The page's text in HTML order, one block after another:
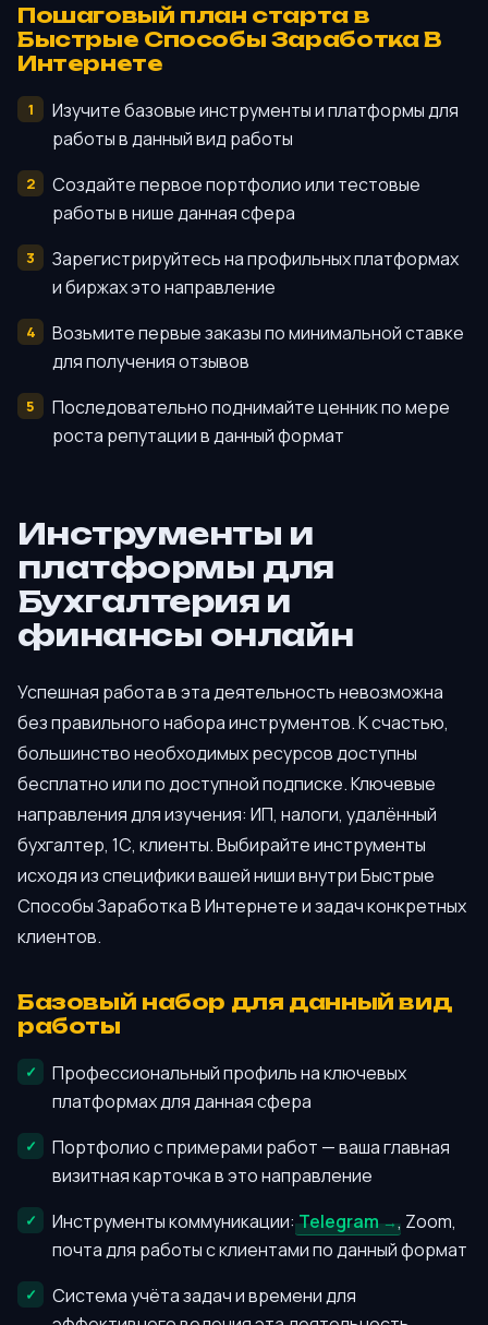
Пошаговый план старта в
Быстрые Способы Заработка В
Интернете
Изучите базовые инструменты и платформы для
работы в данный вид работы
Создайте первое портфолио или тестовые
работы в нише данная сфера
Зарегистрируйтесь на профильных платформах
и биржах это направление
Возьмите первые заказы по минимальной ставке
для получения отзывов
Последовательно поднимайте ценник по мере
роста репутации в данный формат
Инструменты и
платформы для
Бухгалтерия и
финансы онлайн
Успешная работа в эта деятельность невозможна
без правильного набора инструментов. К счастью,
большинство необходимых ресурсов доступны
бесплатно или по доступной подписке. Ключевые
направления для изучения: ИП, налоги, удалённый
бухгалтер, 1С, клиенты. Выбирайте инструменты
исходя из специфики вашей ниши внутри Быстрые
Способы Заработка В Интернете и задач конкретных
клиентов.
Базовый набор для данный вид
работы
Профессиональный профиль на ключевых
платформах для данная сфера
Портфолио с примерами работ — ваша главная
визитная карточка в это направление
Инструменты коммуникации:Telegram
, Zoom,
почта для работы с клиентами по данный формат
Система учёта задач и времени для